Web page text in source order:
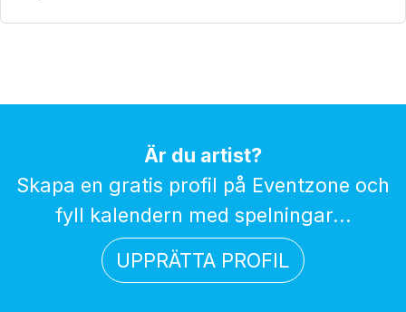
Är du artist?
Skapa en gratis profil på Eventzone och
fyll kalendern med spelningar...
UPPRÄTTA PROFIL